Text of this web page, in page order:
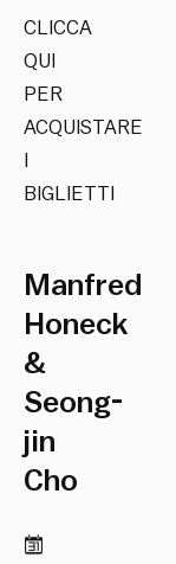
CLICCA
QUI
PER
ACQUISTARE
BIGLIETTI
Manfred
Honeck
&
Seong-
jin
Cho